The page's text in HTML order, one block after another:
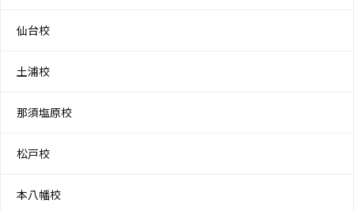
仙台校
土浦校
那須塩原校
松戸校
本八幡校